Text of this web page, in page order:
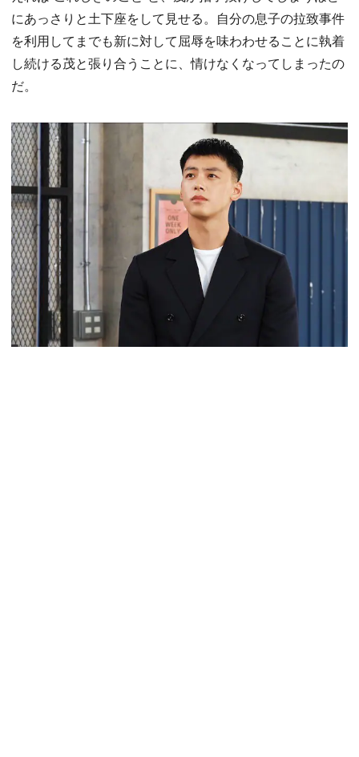
にあっさりと土下座をして見せる。自分の息子の拉致事件
を利用してまでも新に対して屈辱を味わわせることに執着
し続ける茂と張り合うことに、情けなくなってしまったの
だ。